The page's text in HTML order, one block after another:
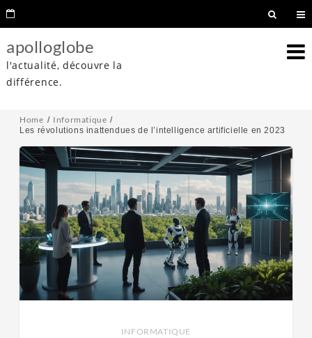
apolloglobe
l'actualité, découvre la
différence.
Home Informatique
Les révolutions inattendues de l’intelligence artificielle en 2023
INFORMATIQUE